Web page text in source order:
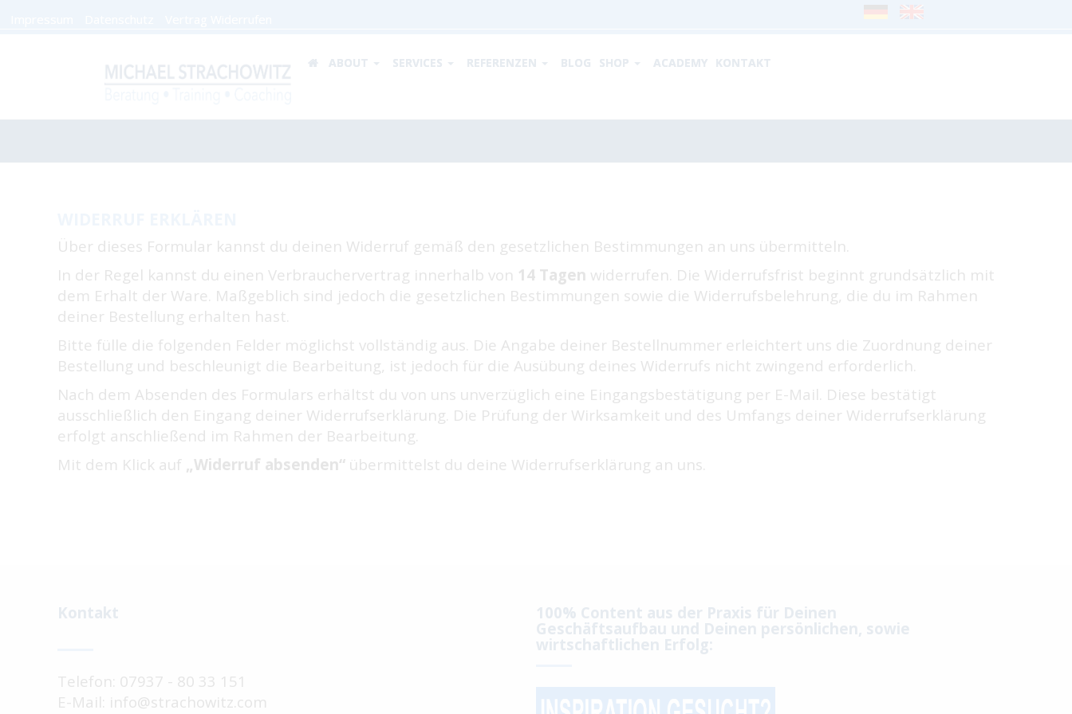
ABOUT SERVICES REFERENZEN BLOG SHOP ACADEMY KONTAKT
Über dieses Formular kannst du deinen Widerruf gemäß den gesetzlichen Bestimmungen an uns übermitteln.
In der Regel kannst du einen Verbrauchervertrag innerhalb von 14 Tagen widerrufen. Die Widerrufsfrist beginnt grundsätzlich mit
dem Erhalt der Ware. Maßgeblich sind jedoch die gesetzlichen Bestimmungen sowie die Widerrufsbelehrung, die du im Rahmen
deiner Bestellung erhalten hast.
Bitte fülle die folgenden Felder möglichst vollständig aus. Die Angabe deiner Bestellnummer erleichtert uns die Zuordnung deiner
Bestellung und beschleunigt die Bearbeitung, ist jedoch für die Ausübung deines Widerrufs nicht zwingend erforderlich.
Nach dem Absenden des Formulars erhältst du von uns unverzüglich eine Eingangsbestätigung per E-Mail. Diese bestätigt
ausschließlich den Eingang deiner Widerrufserklärung. Die Prüfung der Wirksamkeit und des Umfangs deiner Widerrufserklärung
erfolgt anschließend im Rahmen der Bearbeitung.
Mit dem Klick auf „Widerruf absenden“ übermittelst du deine Widerrufserklärung an uns.
Kontakt
Telefon: 07937 - 80 33 151
E-Mail: info@strachowitz.com
100% Content aus der Praxis für Deinen
Geschäftsaufbau und Deinen persönlichen, sowie
wirtschaftlichen Erfolg: